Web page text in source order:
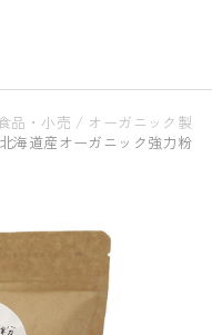
品・小売 / オーガニック製
海道産オーガニック強力粉